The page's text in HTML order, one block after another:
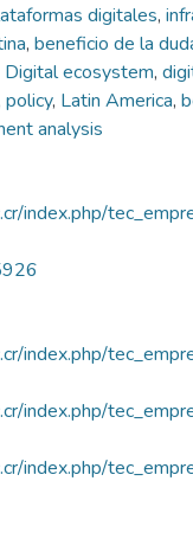
digitales,
, beneficio de la
Digital ecosystem,
policy, Latin America,
analysis
index.php/
index.php/
index.php/
index.php/